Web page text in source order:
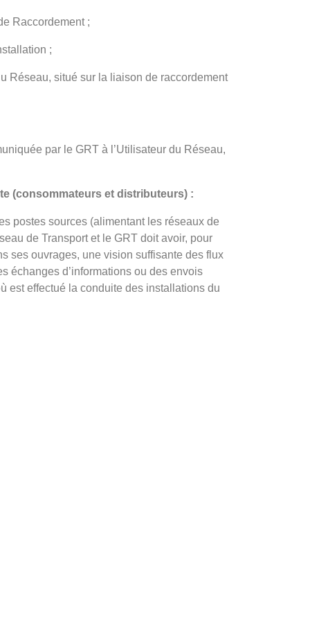
Raccordement ;
;
Réseau, situé sur la liaison de raccordement
par le GRT à l’Utilisateur du Réseau,
(consommateurs et distributeurs) :
postes sources (alimentant les réseaux de
de Transport et le GRT doit avoir, pour
ses ouvrages, une vision suffisante des flux
échanges d’informations ou des envois
est effectué la conduite des installations du